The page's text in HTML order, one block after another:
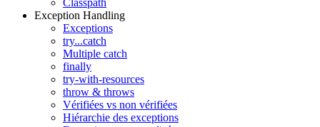
Classpath
Exception Handling
Exceptions
try...catch
Multiple catch
finally
try-with-resources
throw & throws
Vérifiées vs non vérifiées
Hiérarchie des exceptions